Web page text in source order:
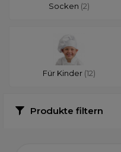
Socken (2)
Für Kinder (12)
Produkte filtern